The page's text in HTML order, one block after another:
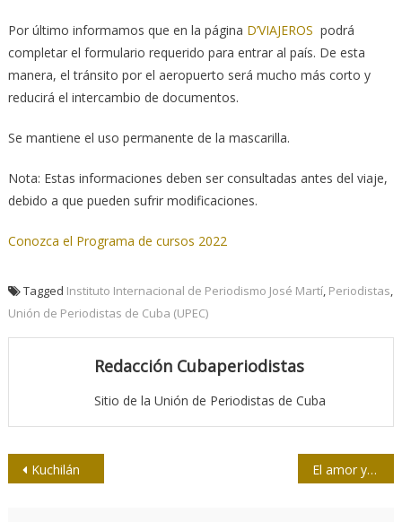
Por último informamos que en la página D’VIAJEROS podrá
completar el formulario requerido para entrar al país. De esta
manera, el tránsito por el aeropuerto será mucho más corto y
reducirá el intercambio de documentos.
Se mantiene el uso permanente de la mascarilla.
Nota: Estas informaciones deben ser consultadas antes del viaje,
debido a que pueden sufrir modificaciones.
Conozca el Programa de cursos 2022
Tagged Instituto Internacional de Periodismo José Martí, Periodistas,
Unión de Periodistas de Cuba (UPEC)
Redacción Cubaperiodistas
Sitio de la Unión de Periodistas de Cuba
Navegación
Kuchilán El amor y el interés fueron… al Código un día